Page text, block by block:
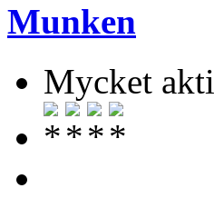
Munken
Mycket